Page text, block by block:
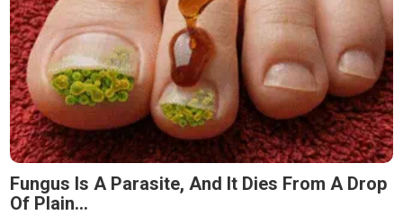
Fungus Is A Parasite, And It Dies From A Drop
Of Plain...